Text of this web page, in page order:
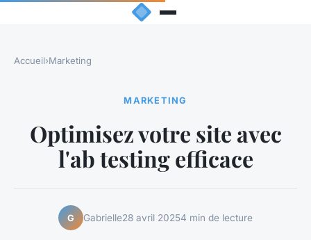
Accueil›Marketing
MARKETING
Optimisez votre site avec
l'ab testing efficace
G Gabrielle28 avril 20254 min de lecture